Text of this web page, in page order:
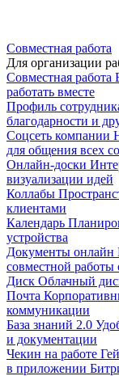
Совместная работа
Для организации
Совместная работа
работать вместе
Профиль
благодарности и
Соцсеть компании
для общения всех
Онлайн-доски
визуализации идей
Коллабы
клиентами
Календарь
устройства
Документы онлайн
совместной работы
Диск Облачный
Почта
коммуникации
База знаний 2.0
и документации
Чекин на работе
в приложении